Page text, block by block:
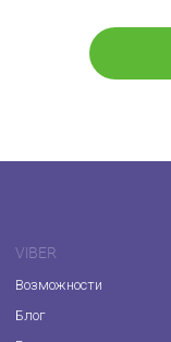
VIBER
Возможности
Блог